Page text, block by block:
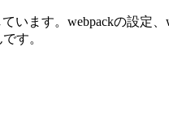
います。webpackの設定
す。